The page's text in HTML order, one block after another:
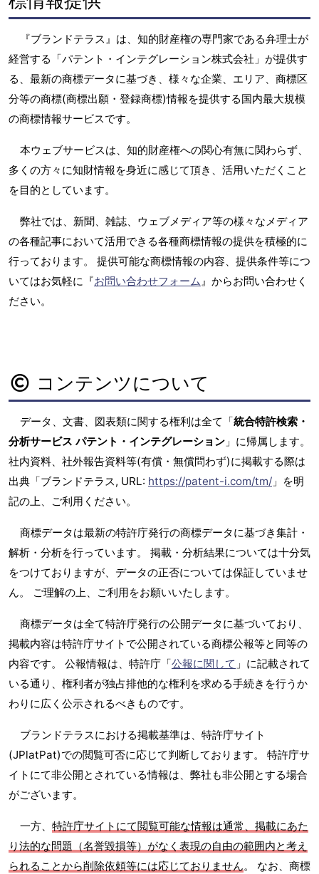
『ブランドテラス』は、知的財産権の専門家である弁理士が
経営する「パテント・インテグレーション株式会社」が提供す
る、最新の商標データに基づき、様々な企業、エリア、商標区
分等の商標(商標出願・登録商標)情報を提供する国内最大規模
の商標情報サービスです。
本ウェブサービスは、知的財産権への関心有無に関わらず、
多くの方々に知財情報を身近に感じて頂き、活用いただくこと
を目的としています。
弊社では、新聞、雑誌、ウェブメディア等の様々なメディア
の各種記事において活用できる各種商標情報の提供を積極的に
行っております。 提供可能な商標情報の内容、提供条件等につ
いてはお気軽に『お問い合わせフォーム』からお問い合わせく
ださい。
コンテンツについて
データ、文書、図表類に関する権利は全て「統合特許検索・
分析サービス パテント・インテグレーション 」に帰属します。
社内資料、社外報告資料等(有償・無償問わず)に掲載する際は
出典「ブランドテラス, URL: https://patent-i.com/tm/ 」を明
記の上、ご利用ください。
商標データは最新の特許庁発行の商標データに基づき集計・
解析・分析を行っています。 掲載・分析結果については十分気
をつけておりますが、データの正否については保証していませ
ん。 ご理解の上、ご利用をお願いいたします。
商標データは全て特許庁発行の公開データに基づいており、
掲載内容は特許庁サイトで公開されている商標公報等と同等の
内容です。 公報情報は、特許庁「公報に関して 」に記載されて
いる通り、権利者が独占排他的な権利を求める手続きを行うか
わりに広く公示されるべきものです。
ブランドテラスにおける掲載基準は、特許庁サイト
(JPlatPat)での閲覧可否に応じて判断しております。 特許庁サ
イトにて非公開とされている情報は、弊社も非公開とする場合
がございます。
一方、 特許庁サイトにて閲覧可能な情報は通常、掲載にあた
り法的な問題（名誉毀損等）がなく表現の自由の範囲内と考え
られることから削除依頼等には応じておりません。 なお、商標